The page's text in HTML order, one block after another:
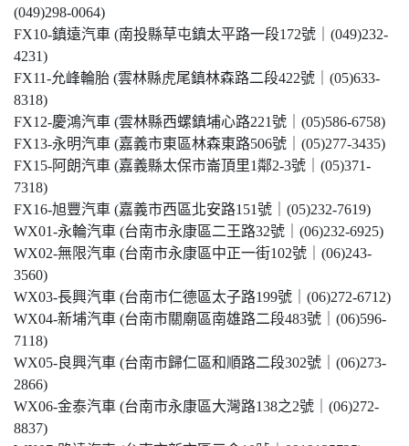
(049)298-0064)
FX10-鎮遠汽車 (南投縣草屯鎮太平路一段172號｜(049)232-
4231)
FX11-允峰輪胎 (雲林縣虎尾鎮林森路二段422號｜(05)633-
8318)
FX12-慶鴻汽車 (雲林縣西螺鎮埔心路221號｜(05)586-6758)
FX13-永明汽車 (嘉義市東區林森東路506號｜(05)277-3435)
FX15-阿朗汽車 (嘉義縣太保市崙頂里1鄰2-3號｜(05)371-
7318)
FX16-旭豐汽車 (嘉義市西區北安路151號｜(05)232-7619)
WX01-永輪汽車 (台南市永康區二王路32號｜(06)232-6925)
WX02-無限汽車 (台南市永康區中正一街102號｜(06)243-
3560)
WX03-長興汽車 (台南市仁德區太子路199號｜(06)272-6712)
WX04-新埔汽車 (台南市關廟區南雄路二段483號｜(06)596-
7118)
WX05-良興汽車 (台南市歸仁區和順路二段302號｜(06)273-
2866)
WX06-金泰汽車 (台南市永康區大灣路138之2號｜(06)272-
8837)